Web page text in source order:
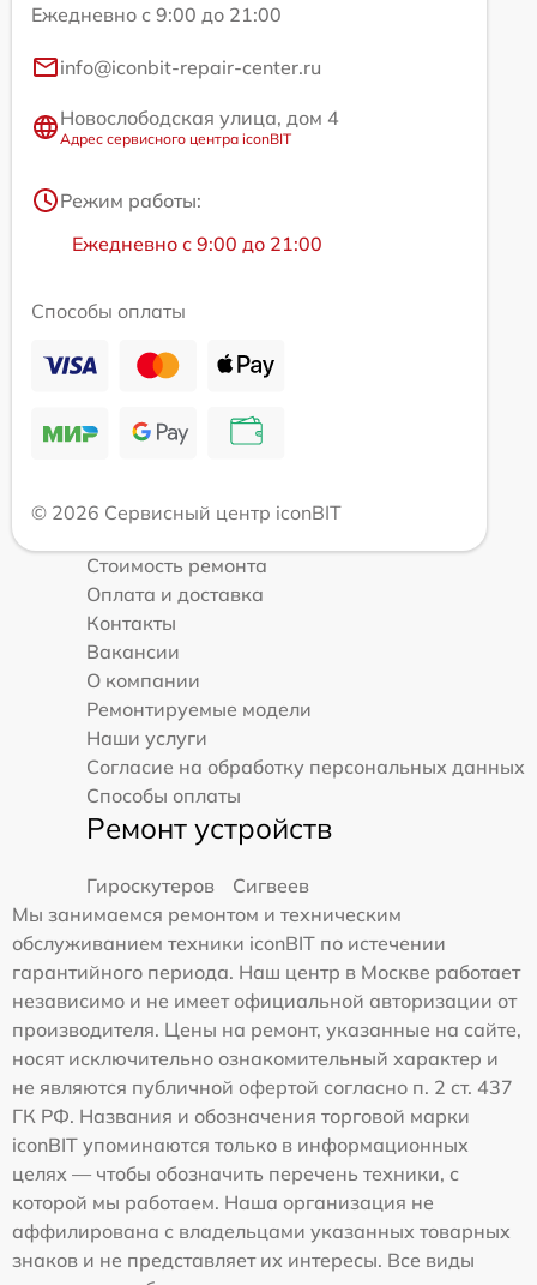
Ежедневно с 9:00 до 21:00
info@iconbit-repair-center.ru
Новослободская улица, дом 4
Адрес сервисного центра iconBIT
Режим работы:
Ежедневно с 9:00 до 21:00
Способы оплаты
© 2026 Сервисный центр iconBIT
Стоимость ремонта
Оплата и доставка
Контакты
Вакансии
О компании
Ремонтируемые модели
Наши услуги
Согласие на обработку персональных данных
Способы оплаты
Ремонт устройств
Гироскутеров
Сигвеев
Мы занимаемся ремонтом и техническим
обслуживанием техники iconBIT по истечении
гарантийного периода. Наш центр в Москве работает
независимо и не имеет официальной авторизации от
производителя. Цены на ремонт, указанные на сайте,
носят исключительно ознакомительный характер и
не являются публичной офертой согласно п. 2 ст. 437
ГК РФ. Названия и обозначения торговой марки
iconBIT упоминаются только в информационных
целях — чтобы обозначить перечень техники, с
которой мы работаем. Наша организация не
аффилирована с владельцами указанных товарных
знаков и не представляет их интересы. Все виды